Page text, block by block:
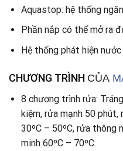
Aquastop: hệ thống
Phần nắp có thể mở ra
Hệ thống phát hiện
CHƯƠNG TRÌNH CỦA
8 chương trình rửa:
kiệm, rửa mạnh 50 phút,
30ºC – 50ºC, rửa thông
minh 60ºC – 70ºC.